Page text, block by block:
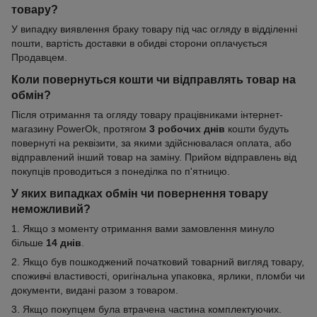
товару?
У випадку виявлення браку товару під час огляду в відділенні
пошти, вартість доставки в обидві сторони оплачується
Продавцем.
Коли повернуться кошти чи відправлять товар на
обмін?
Після отримання та огляду товару працівниками інтернет-
магазину PowerOk, протягом 3 робочих днів кошти будуть
повернуті на реквізити, за якими здійснювалася оплата, або
відправлений інший товар на заміну. Прийом відправлень від
покупців проводиться з понеділка по п'ятницю.
У яких випадках обмін чи повернення товару
неможливий?
1. Якщо з моменту отримання вами замовлення минуло
більше 14 днів
2. Якщо був пошкоджений початковий товарний вигляд товару,
споживчі властивості, оригінальна упаковка, ярлики, пломби чи
документи, видані разом з товаром.
3. Якщо покупцем була втрачена частина комплектуючих.